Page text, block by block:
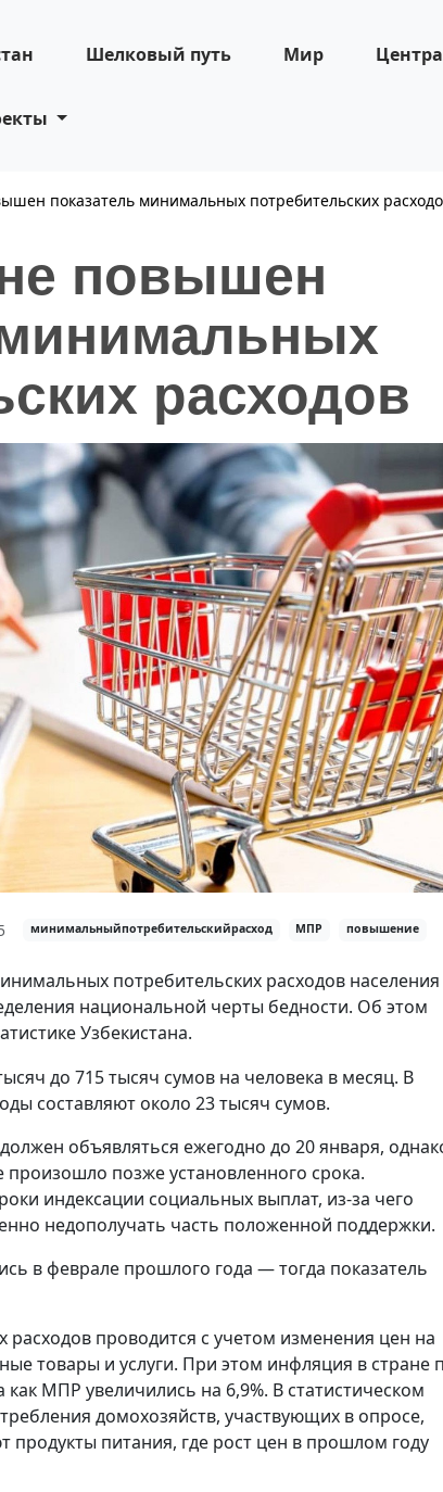
Шелковый путь Мир
показатель минимальных потребительских
повышен
расходов
минимальныйпотребительскийрасход МПР повышение
потребительских расходов населения
национальной черты бедности. Об этом
Узбекистана.
до 715 тысяч сумов на человека в месяц. В
составляют около 23 тысяч сумов.
объявляться ежегодно до 20 января,
позже установленного срока.
индексации социальных выплат, из-за чего
недополучать часть положенной поддержки.
в феврале прошлого года — тогда показатель
проводится с учетом изменения цен на
товары и услуги. При этом инфляция в стране
как МПР увеличились на 6,9%. В статистическом
домохозяйств, участвующих в опросе,
продукты питания, где рост цен в прошлом году